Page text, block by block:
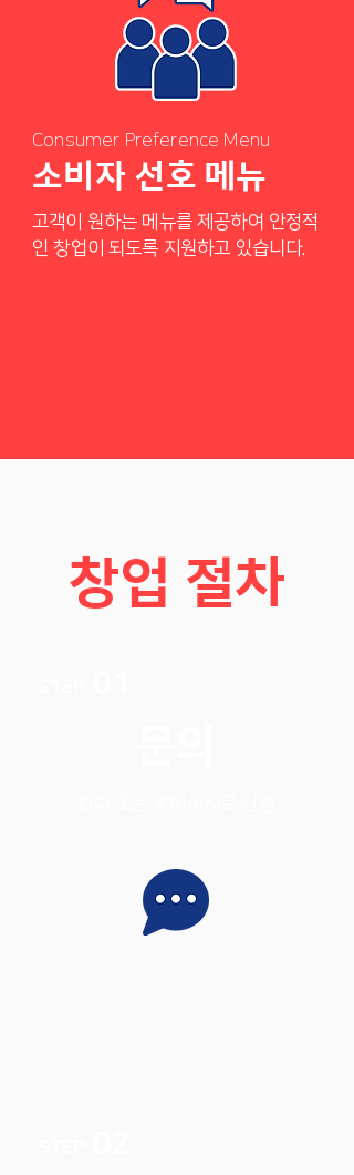
Consumer Preference Menu
소비자 선호 메뉴
고객이 원하는 메뉴를 제공하여 안정적
인 창업이 되도록 지원하고 있습니다.
창업 절차